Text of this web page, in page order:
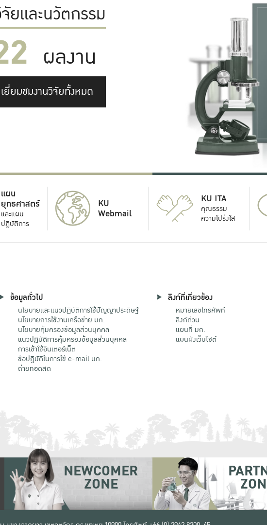
ยและนวัตกรรม
ผลงาน
เยี่ยมชมงานวิจัยทั้งหมด
แผน
ยุทธศาสตร์
และแผน
ปฏิบัติการ
KU
Webmail
KU ITA
คุณธรรม
ความโปร่งใส
ข้อมูลทั่วไป
นโยบายและแนวปฏิบัติการใช้ปัญญาประดิษฐ์
นโยบายการใช้งานเครือข่าย มก.
นโยบายคุ้มครองข้อมูลส่วนบุคคล
แนวปฏิบัติการคุ้มครองข้อมูลส่วนบุคคล
การเข้าใช้อินเตอร์เน็ต
ข้อปฏิบัติในการใช้ e-mail มก.
ถ่ายทอดสด
ลิงก์ที่เกี่ยวข้อง
หมายเลขโทรศัพท์
ลิงก์ด่วน
แผนที่ มก.
แผนผังเว็บไซต์
NEWCOMER
ZONE